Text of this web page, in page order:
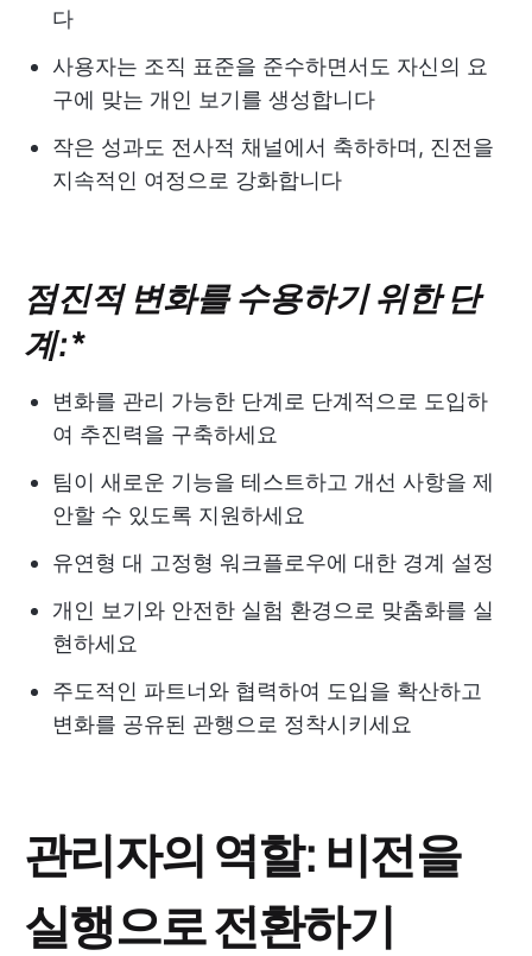
다
사용자는 조직 표준을 준수하면서도 자신의 요
구에 맞는 개인 보기를 생성합니다
작은 성과도 전사적 채널에서 축하하며, 진전을
지속적인 여정으로 강화합니다
점진적 변화를 수용하기 위한 단
계:*
변화를 관리 가능한 단계로 단계적으로 도입하
여 추진력을 구축하세요
팀이 새로운 기능을 테스트하고 개선 사항을 제
안할 수 있도록 지원하세요
유연형 대 고정형 워크플로우에 대한 경계 설정
개인 보기와 안전한 실험 환경으로 맞춤화를 실
현하세요
주도적인 파트너와 협력하여 도입을 확산하고
변화를 공유된 관행으로 정착시키세요
관리자의 역할: 비전을
실행으로 전환하기